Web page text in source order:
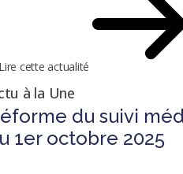
cette actualité
à la Une
du suivi
1er octobre 2025